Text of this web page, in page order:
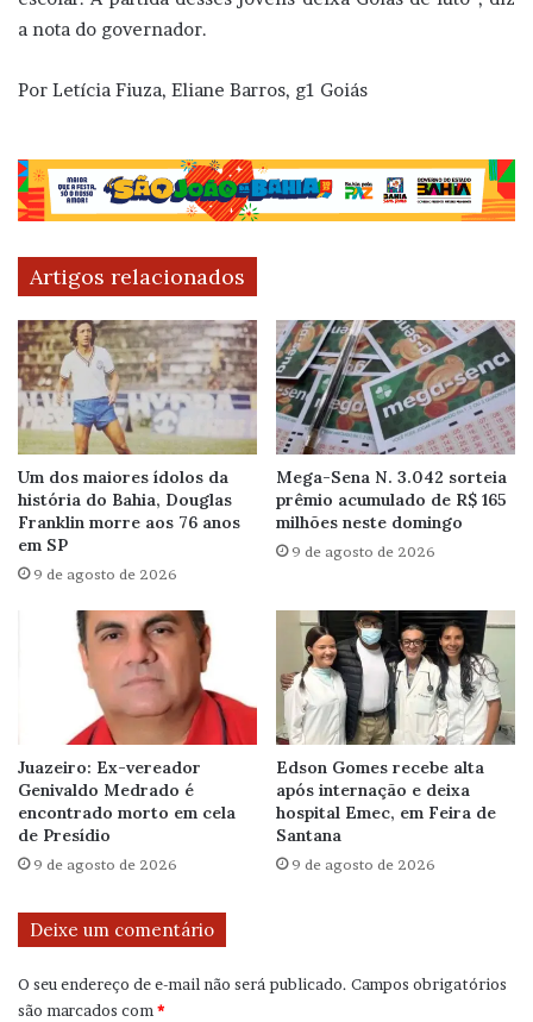
a nota do governador.
Por Letícia Fiuza, Eliane Barros, g1 Goiás
Artigos relacionados
Um dos maiores ídolos da
história do Bahia, Douglas
Franklin morre aos 76 anos
em SP
9 de agosto de 2026
Mega-Sena N. 3.042 sorteia
prêmio acumulado de R$ 165
milhões neste domingo
9 de agosto de 2026
Juazeiro: Ex-vereador
Genivaldo Medrado é
encontrado morto em cela
de Presídio
9 de agosto de 2026
Edson Gomes recebe alta
após internação e deixa
hospital Emec, em Feira de
Santana
9 de agosto de 2026
Deixe um comentário
O seu endereço de e-mail não será publicado. Campos obrigatórios
são marcados com*